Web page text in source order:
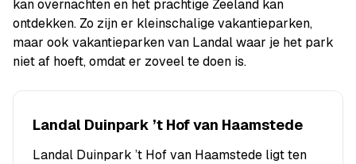
kan overnachten en het prachtige Zeeland kan
ontdekken. Zo zijn er kleinschalige vakantieparken,
maar ook vakantieparken van Landal waar je het park
niet af hoeft, omdat er zoveel te doen is.
Landal Duinpark ’t Hof van Haamstede
Landal Duinpark ’t Hof van Haamstede ligt ten